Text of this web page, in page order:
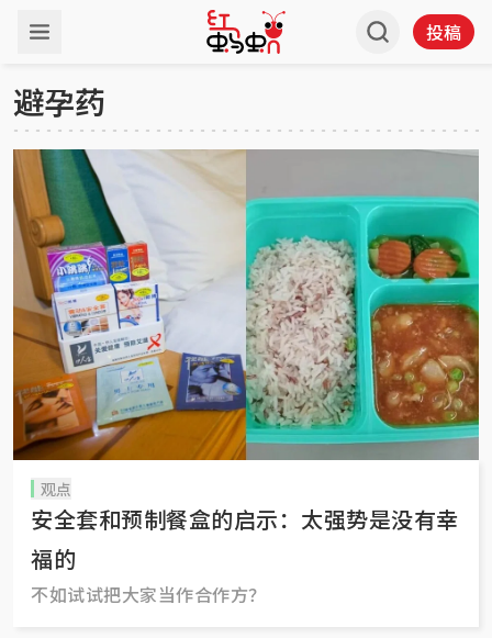
投稿
避孕药
观点
安全套和预制餐盒的启示：太强势是没有幸
福的
不如试试把大家当作合作方？